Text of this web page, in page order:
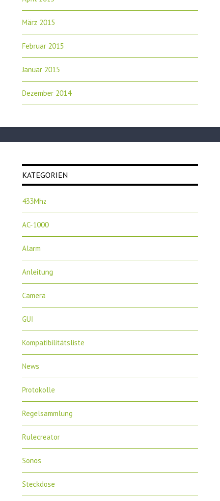
März 2015
Februar 2015
Januar 2015
Dezember 2014
KATEGORIEN
433Mhz
AC-1000
Alarm
Anleitung
Camera
GUI
Kompatibilitätsliste
News
Protokolle
Regelsammlung
Rulecreator
Sonos
Steckdose